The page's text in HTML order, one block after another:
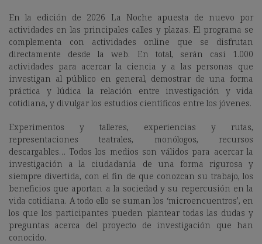
En la edición de 2026 La Noche apuesta de nuevo por
actividades en las principales calles y plazas. El programa se
complementa con actividades online que se disfrutan
directamente desde la web. En total, serán casi 1.000
actividades para acercar la ciencia y a las personas que
investigan al público en general, demostrar de una forma
práctica y lúdica la relación entre investigación y vida
cotidiana, y divulgar los estudios científicos entre los jóvenes.
Experimentos y talleres, experiencias y rutas,
representaciones teatrales, monólogos, recursos
descargables… Todos los medios son válidos para acercar la
investigación a la ciudadanía de una forma rigurosa y
siempre divertida, con el fin de que conozcan su trabajo, los
beneficios que aportan a la sociedad y su repercusión en la
vida cotidiana. A todo ello se suman los ‘microencuentros’, en
los que los participantes pueden plantear todas las dudas y
preguntas acerca del proyecto de investigación que han
conocido.